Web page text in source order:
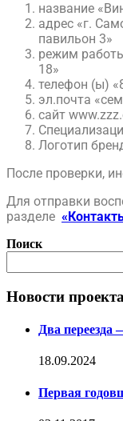
название
адрес «г.
павильон 3»
режим
18»
телефон (ы)
эл.почта
сайт
Логотип
​После проверки,
Для отправки
разделе
Поиск
Новости проекта
Два
18.09.2024
Первая